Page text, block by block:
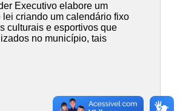
Executivo elabore um
lei criando um calendário fixo
culturais e esportivos que
no município, tais